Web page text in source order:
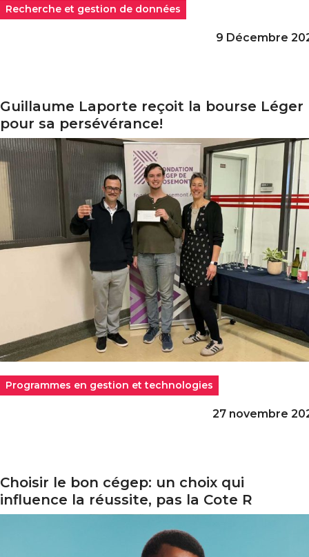
Recherche et gestion de données
9 Décembre
Programmes en gestion et technologies
27 novembre
Guillaume Laporte reçoit la bourse Léger
pour sa persévérance!
Laporte reçoit la bourse Léger pour sa
Choisir le bon cégep: un choix qui
influence la réussite, pas la Cote R
le bon cégep: un choix qui influence la réussite,